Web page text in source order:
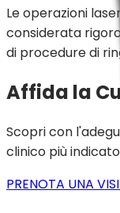
Le operazioni
considerata
di procedure di
Affida la
Scopri con
clinico più
PRENOTA UNA